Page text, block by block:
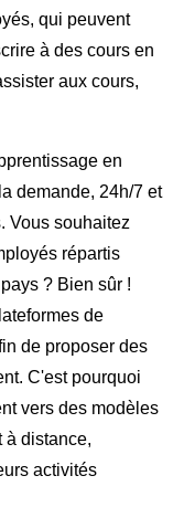
qui peuvent
à des cours en
aux cours,
en
demande, 24h/7 et
Vous souhaitez
répartis
? Bien sûr !
de
de proposer des
C'est pourquoi
vers des modèles
à distance,
activités